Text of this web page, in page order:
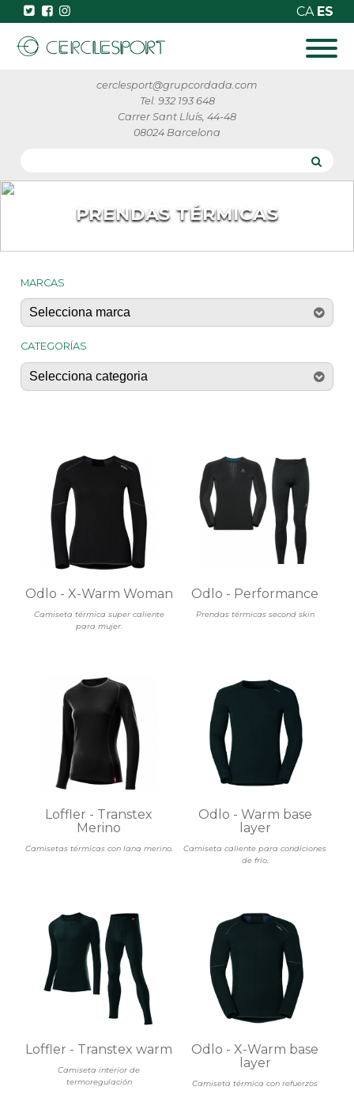
CA ES
cerclesport@grupcordada.com
Tel. 932 193 648
Carrer Sant Lluís, 44-48
08024 Barcelona
PRENDAS TÉRMICAS
MARCAS
CATEGORÍAS
Camiseta térmica super caliente
para mujer.
Odlo - X-Warm Woman
Prendas térmicas second skin
Odlo - Performance
Camisetas térmicas con lana merino.
Loffler - Transtex
Merino
Camiseta caliente para condiciones
de frío.
Odlo - Warm base
layer
Camiseta interior de
termoregulación
Loffler - Transtex warm
Camiseta térmica con refuerzos
Odlo - X-Warm base
layer